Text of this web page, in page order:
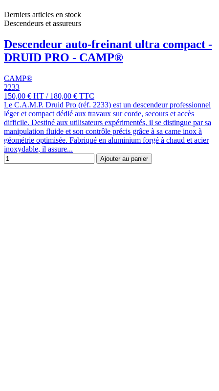
Derniers articles en stock
Descendeurs et assureurs
Descendeur auto-freinant ultra compact -
DRUID PRO - CAMP®
CAMP®
2233
150,00 € HT / 180,00 € TTC
Le C.A.M.P. Druid Pro (réf. 2233) est un descendeur professionnel
léger et compact dédié aux travaux sur corde, secours et accès
difficile. Destiné aux utilisateurs expérimentés, il se distingue par sa
manipulation fluide et son contrôle précis grâce à sa came inox à
géométrie optimisée. Fabriqué en aluminium forgé à chaud et acier
inoxydable, il assure...
Ajouter au panier